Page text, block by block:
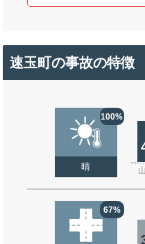
速玉町の事故の特徴
100%
晴
67%